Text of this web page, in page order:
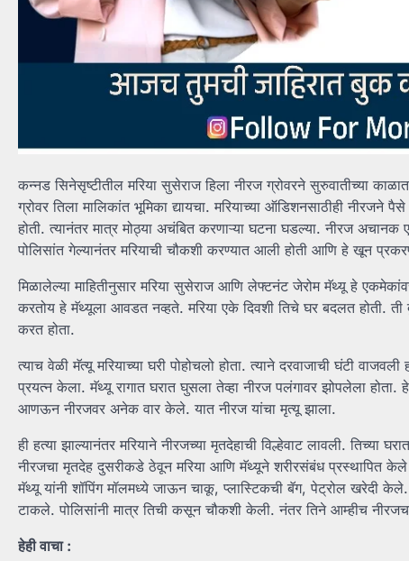
कन्नड सिनेसृष्टीतील मरिया सुसेराज हिला नीरज ग्रोवरने सुरुवातीच्या
ग्रोवर तिला मालिकांत भूमिका द्यायचा. मरियाच्या ऑडिशनसाठीही
होती. त्यानंतर मात्र मोठ्या अचंबित करणाऱ्या घटना घडल्या. नीरज
पोलिसांत गेल्यानंतर मरियाची चौकशी करण्यात आली होती आणि हे खून
मिळालेल्या माहितीनुसार मरिया सुसेराज आणि लेफ्टनंट जेरोम मॅथ्यू हे
करतोय हे मॅथ्यूला आवडत नव्हते. मरिया एके दिवशी तिचे घर बदलत होती. ती
करत होता.
त्याच वेळी मॅत्यू मरियाच्या घरी पोहोचलो होता. त्याने दरवाजाची घंटी
प्रयत्न केला. मॅथ्यू रागात घरात घुसला तेव्हा नीरज पलंगावर झोपलेला
आणऊन नीरजवर अनेक वार केले. यात नीरज यांचा मृत्यू झाला.
ही हत्या झाल्यानंतर मरियाने नीरजच्या मृतदेहाची विल्हेवाट लावली.
नीरजचा मृतदेह दुसरीकडे ठेवून मरिया आणि मॅथ्यूने शरीरसंबंध प्रस्थापित केले
मॅथ्यू यांनी शॉपिंग मॉलमध्ये जाऊन चाकू, प्लास्टिकची बॅग, पेट्रोल
टाकले. पोलिसांनी मात्र तिची कसून चौकशी केली. नंतर तिने आम्हीच
हेही वाचा :